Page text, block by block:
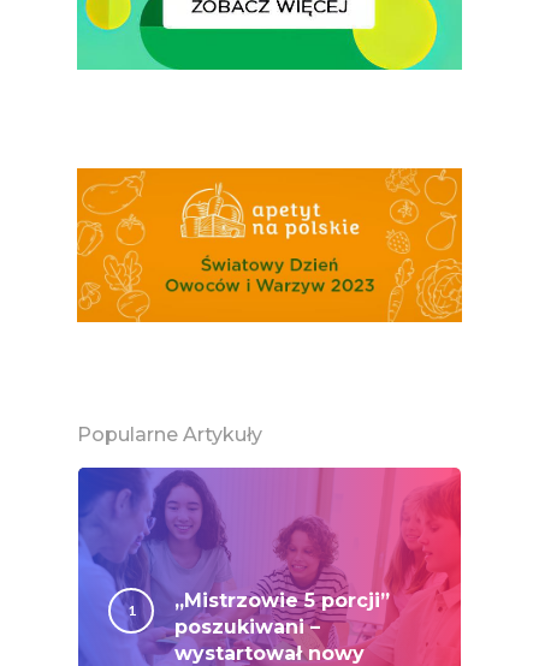
Popularne Artykuły
„Mistrzowie 5 porcji”
poszukiwani –
wystartował nowy